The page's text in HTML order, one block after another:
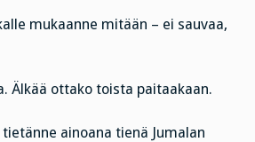
mukaanne mitään – ei sauvaa,
Älkää ottako toista paitaakaan.
ainoana tienä Jumalan